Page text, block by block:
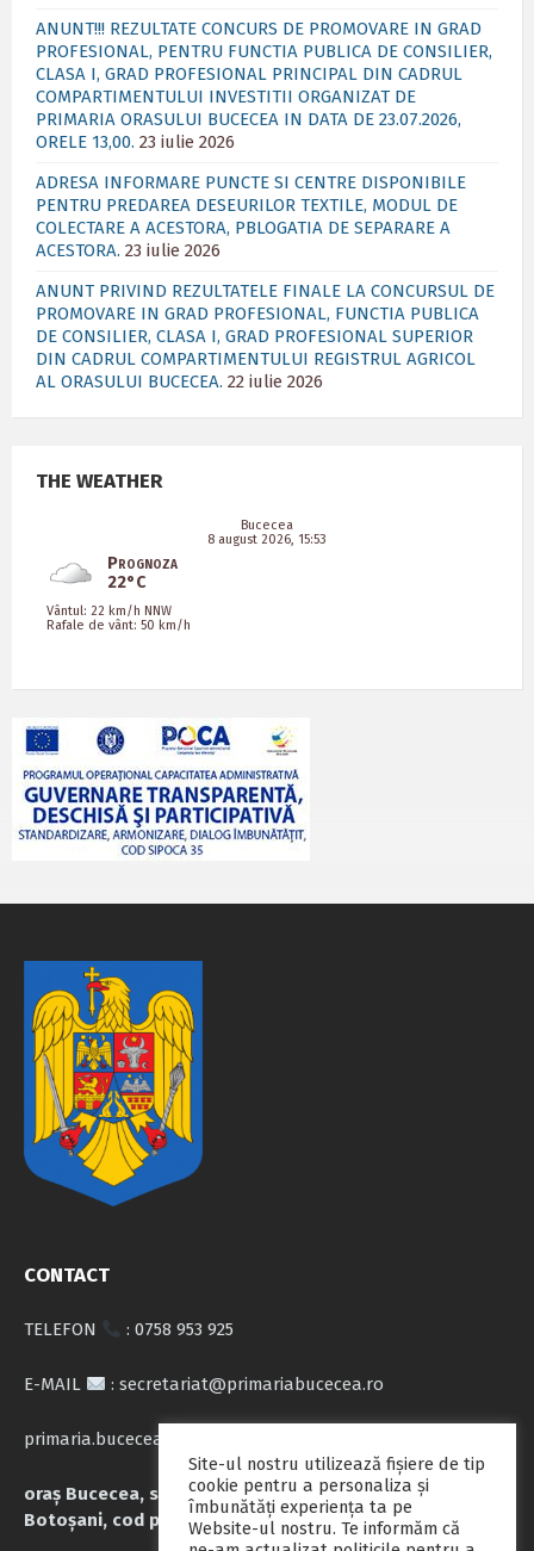
ANUNT!!! REZULTATE CONCURS DE PROMOVARE IN GRAD
PROFESIONAL, PENTRU FUNCTIA PUBLICA DE CONSILIER,
CLASA I, GRAD PROFESIONAL PRINCIPAL DIN CADRUL
COMPARTIMENTULUI INVESTITII ORGANIZAT DE
PRIMARIA ORASULUI BUCECEA IN DATA DE 23.07.2026,
ORELE 13,00. 23 iulie 2026
ADRESA INFORMARE PUNCTE SI CENTRE DISPONIBILE
PENTRU PREDAREA DESEURILOR TEXTILE, MODUL DE
COLECTARE A ACESTORA, PBLOGATIA DE SEPARARE A
ACESTORA. 23 iulie 2026
ANUNT PRIVIND REZULTATELE FINALE LA CONCURSUL DE
PROMOVARE IN GRAD PROFESIONAL, FUNCTIA PUBLICA
DE CONSILIER, CLASA I, GRAD PROFESIONAL SUPERIOR
DIN CADRUL COMPARTIMENTULUI REGISTRUL AGRICOL
AL ORASULUI BUCECEA. 22 iulie 2026
THE WEATHER
Bucecea
8 august 2026, 15:53
Prognoza
22°C
Vântul: 22 km/h NNW
Rafale de vânt: 50 km/h
CONTACT
TELEFON : 0758 953 925
E-MAIL : secretariat@primariabucecea.ro
primaria.bucecea@yahoo.com
oraș Bucecea, str. Calea Națională nr.71, județul
Botoșani, cod poștal 717045
Site-ul nostru utilizează fişiere de tip
cookie pentru a personaliza și
îmbunătăți experiența ta pe
Website-ul nostru. Te informăm că